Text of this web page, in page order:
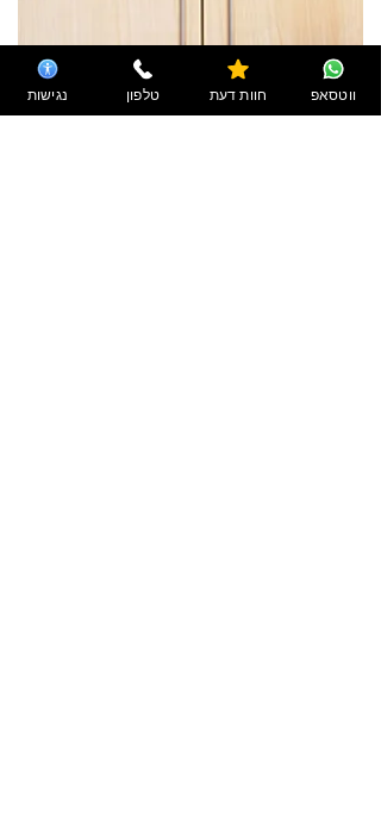
הרכבת רהיטים
נגישות טלפון חוות דעת ווטסאפ